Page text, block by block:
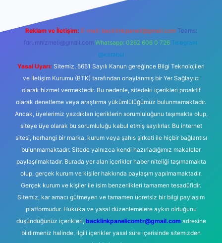
Reklam ve İletişim: E-mail: backlinkpaneli@gmail.com Teams:
forumhizmeti@gmail.com Whatsapp: 0262 606 0 726 Telegram:
@karabul
Yasal Uyarı: Sitemiz, 5651 Sayılı Kanun gereğince Bilgi Teknolojileri
ve İletişim Kurumu (BTK) tarafından onaylanmış bir Yer Sağlayıcı
olarak hizmet vermektedir. Bu nedenle, sitedeki içerikleri proaktif
olarak denetleme veya araştırma yükümlülüğümüz bulunmamaktadır.
Ancak, üyelerimiz yazdıkları içeriklerin sorumluluğunu taşımakta olup,
siteye üye olarak bu sorumluluğu kabul etmiş sayılırlar. Bu internet
sitesi, herhangi bir marka, kurum veya şahıs şirketi ile hiçbir bağlantısı
bulunmamaktadır. Sitede yalnızca kendi hazırladığımız makaleler
paylaşılmaktadır. Burada yer alan içerikler haber niteliği taşımamakta
olup, gerçek kurum ve kişiler hakkında paylaşım yapılmamaktadır.
Gerçek kurum ve kişiler ile isim benzerlikleri tamamen tesadüfidir.
Sitemiz, kar amacı gütmeyen ve tamamen ücretsiz bir bilgi paylaşım
platformudur. Hukuka ve yasal düzenlemelere aykırı olduğunu
düşündüğünüz içerikleri, backlinkpanelicomtr@gmail.comadresine
bildirmeniz halinde, ilgili içerikler yasal süre içerisinde sitemizden